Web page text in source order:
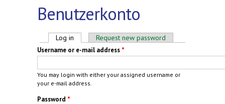
Benutzerkonto
Primary tabs
Log in (active tab)Request new password
Username or e-mail address *
You may login with either your assigned username or
your e-mail address.
Password *